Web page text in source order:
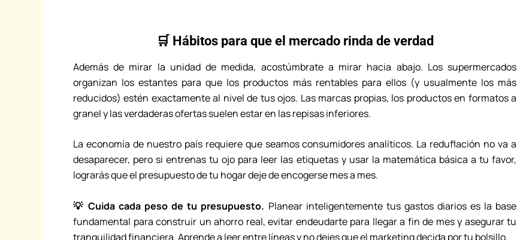
🛒 Hábitos para que el mercado rinda de verdad
Además de mirar la unidad de medida, acostúmbrate a mirar hacia abajo. Los supermercados
organizan los estantes para que los productos más rentables para ellos (y usualmente los más
reducidos) estén exactamente al nivel de tus ojos. Las marcas propias, los productos en formatos a
granel y las verdaderas ofertas suelen estar en las repisas inferiores.
La economía de nuestro país requiere que seamos consumidores analíticos. La reduflación no va a
desaparecer, pero si entrenas tu ojo para leer las etiquetas y usar la matemática básica a tu favor,
lograrás que el presupuesto de tu hogar deje de encogerse mes a mes.
💡 Cuida cada peso de tu presupuesto. Planear inteligentemente tus gastos diarios es la base
fundamental para construir un ahorro real, evitar endeudarte para llegar a fin de mes y asegurar tu
tranquilidad financiera. Aprende a leer entre líneas y no dejes que el marketing decida por tu bolsillo.